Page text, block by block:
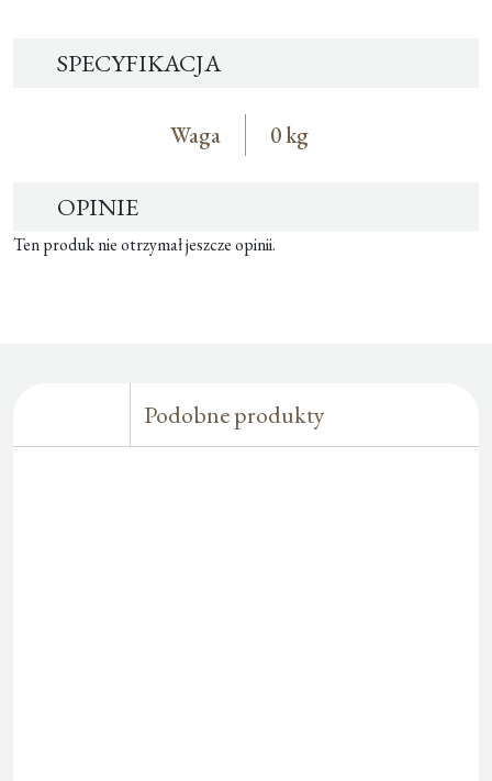
SPECYFIKACJA
Waga 0 kg
OPINIE
Ten produk nie otrzymał jeszcze opinii.
Podobne produkty